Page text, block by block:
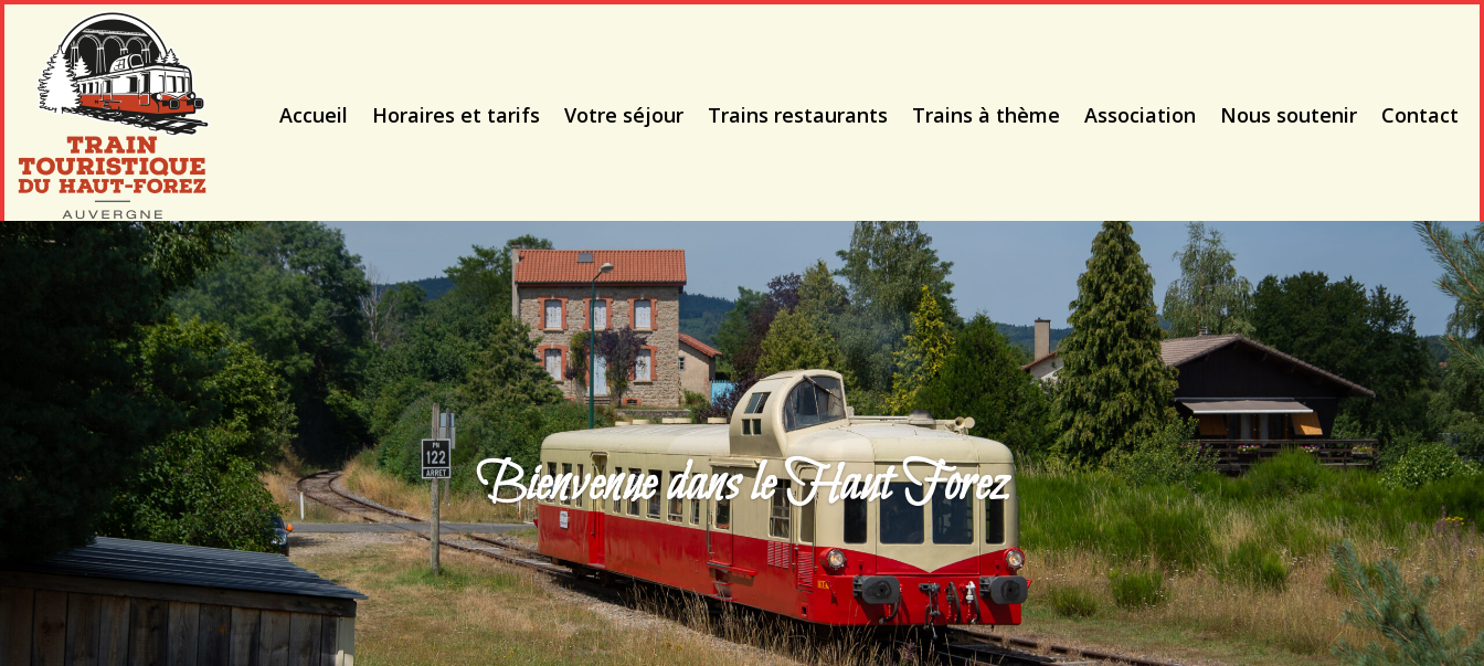
Accueil Horaires et tarifs Votre séjour Trains restaurants Trains à thème Association Nous soutenir Contact
Bienvenue dans le Haut Forez